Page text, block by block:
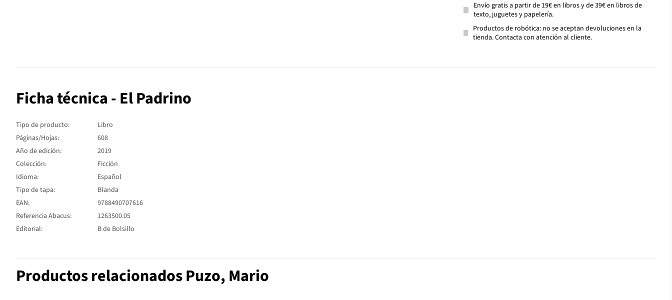
Envío gratis a partir de 19€ en libros y de 39€ en libros de
texto, juguetes y papelería.
Productos de robótica: no se aceptan devoluciones en la
tienda. Contacta con atención al cliente.
Ficha técnica - El Padrino
Tipo de producto:
Libro
Páginas/Hojas:
608
Año de edición:
2019
Colección:
Ficción
Idioma:
Español
Tipo de tapa:
Blanda
EAN:
9788490707616
Referencia Abacus:
1263500.05
Editorial:
B de Bolsillo
Productos relacionados Puzo, Mario